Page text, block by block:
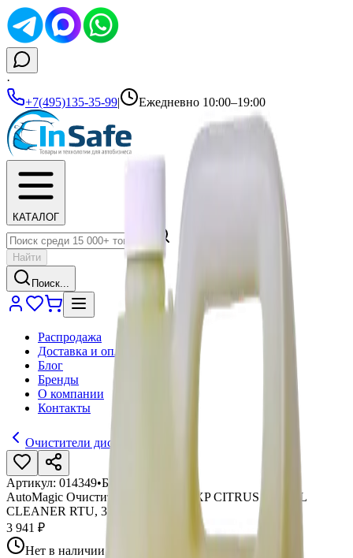
·
+7(495)135-35-99| Ежедневно 10:00–19:00
КАТАЛОГ
Найти
Поиск...
Распродажа
Доставка и оплата
Блог
Бренды
О компании
Контакты
Очистители дисков
Артикул: 014349•Бренд:
AutoMagic Очиститель для дисков XP CITRUS WHEEL
CLEANER RTU, 3, 79 л
3 941 ₽
Нет в наличии